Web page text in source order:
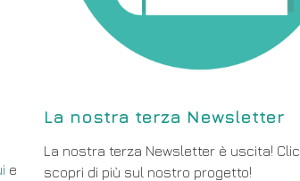
e
La nostra terza Newsletter
La nostra terza Newsletter è uscita! Clic
scopri di più sul nostro progetto!